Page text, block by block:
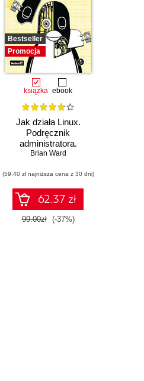
Bestseller
Promocja
książka ebook
Jak działa Linux.
Podręcznik
administratora.
Wydanie III
Brian Ward
(59,40 zł najniższa cena z 30 dni)
62.37 zł
99.00zł (-37%)